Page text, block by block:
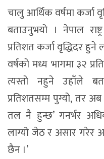
चालु आर्थिक वर्षमा कर्जा
बताउनुभयो । नेपाल
प्रतिशत कर्जा वृद्धिदर
वर्षको मध्य भागमा ३२
त्यस्तो नहुने उहाँले
प्रतिशतसम्म पुग्यो, तर अब
तल नै हुन्छ’ गनर्भर
लाग्यो जेठ र असार गरेर
छैन ।’